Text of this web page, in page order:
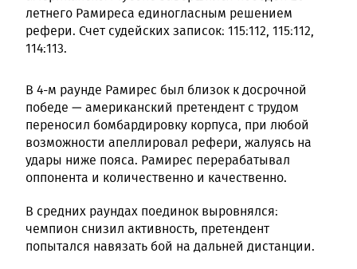
летнего Рамиреса единогласным решением
рефери. Счет судейских записок: 115:112, 115:112,
114:113.
В 4-м раунде Рамирес был близок к досрочной
победе — американский претендент с трудом
переносил бомбардировку корпуса, при любой
возможности апеллировал рефери, жалуясь на
удары ниже пояса. Рамирес перерабатывал
оппонента и количественно и качественно.
В средних раундах поединок выровнялся:
чемпион снизил активность, претендент
попытался навязать бой на дальней дистанции.